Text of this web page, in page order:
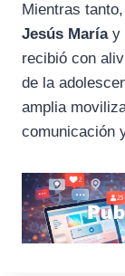
Mientras
Jesús Maríay
recibió con
de la
amplia
comunicación